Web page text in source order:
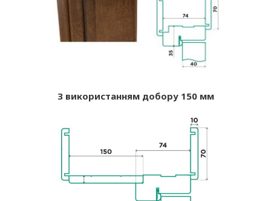
З використанням добору 150 мм